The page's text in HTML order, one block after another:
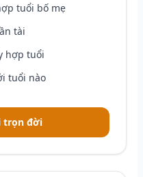
tuổi bố mẹ
tài
hợp tuổi
tuổi nào
trọn đời